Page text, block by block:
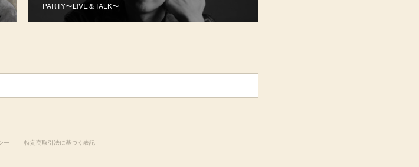
PARTY〜LIVE＆TALK〜
ー 特定商取引法に基づく表記